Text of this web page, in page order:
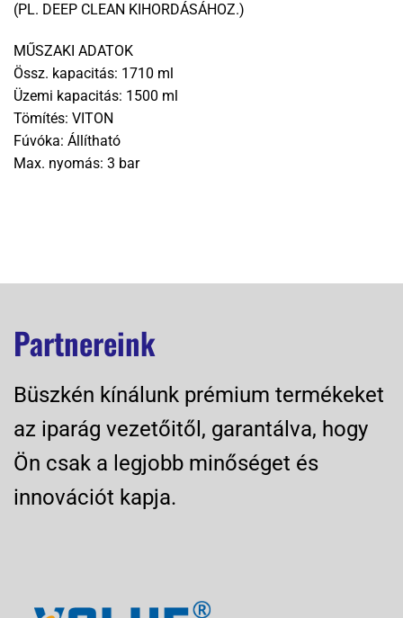
(PL. DEEP CLEAN KIHORDÁSÁHOZ.)
MŰSZAKI ADATOK
Össz. kapacitás: 1710 ml
Üzemi kapacitás: 1500 ml
Tömítés: VITON
Fúvóka: Állítható
Max. nyomás: 3 bar
Partnereink
Büszkén kínálunk prémium termékeket
az iparág vezetőitől, garantálva, hogy
Ön csak a legjobb minőséget és
innovációt kapja.